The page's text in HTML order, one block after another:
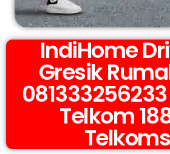
IndiHome
Gresik
Telkom